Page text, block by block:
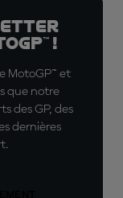
!
MotoGP™ et
que notre
des GP, des
dernières